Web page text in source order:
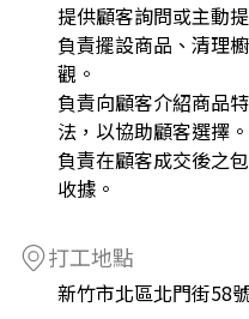
提供顧客詢問或主動
負責擺設商品、清理
觀。
負責向顧客介紹商品
法，以協助顧客選擇。
負責在顧客成交後之
收據。
打工地點
新竹市北區北門街58